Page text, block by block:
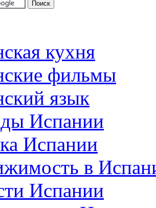
кухня
фильмы
язык
Испании
Испании
в
Испании